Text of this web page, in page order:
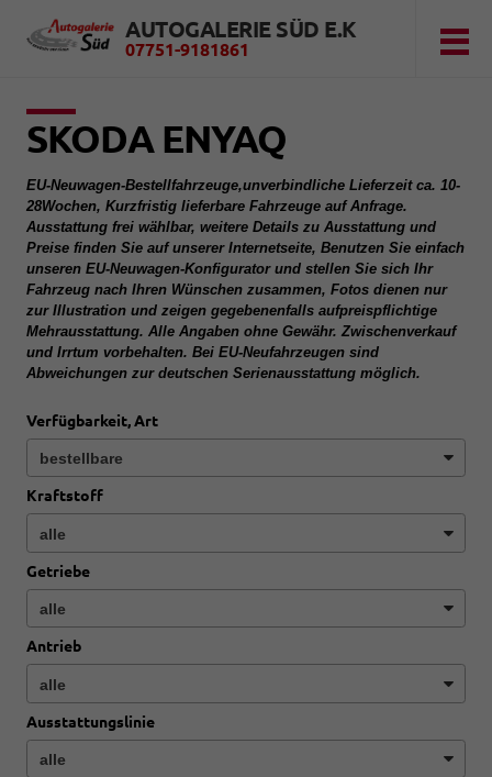
AUTOGALERIE SÜD E.K
07751-9181861
SKODA ENYAQ
EU-Neuwagen-Bestellfahrzeuge,unverbindliche Lieferzeit ca. 10-
28Wochen, Kurzfristig lieferbare Fahrzeuge auf Anfrage.
Ausstattung frei wählbar, weitere Details zu Ausstattung und
Preise finden Sie auf unserer Internetseite, Benutzen Sie einfach
unseren EU-Neuwagen-Konfigurator und stellen Sie sich Ihr
Fahrzeug nach Ihren Wünschen zusammen, Fotos dienen nur
zur Illustration und zeigen gegebenenfalls aufpreispflichtige
Mehrausstattung. Alle Angaben ohne Gewähr. Zwischenverkauf
und Irrtum vorbehalten. Bei EU-Neufahrzeugen sind
Abweichungen zur deutschen Serienausstattung möglich.
Verfügbarkeit, Art
Kraftstoff
Getriebe
Antrieb
Ausstattungslinie